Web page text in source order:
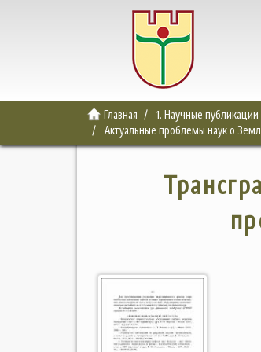
Главная 1. Научные публикации
Актуальные проблемы наук о